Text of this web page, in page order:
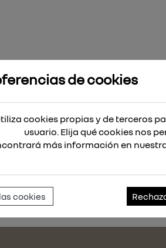
de cookies
cookies propias y de terceros
usuario. Elija qué cookies nos
más información en
cookies